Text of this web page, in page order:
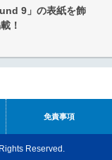
9」の表紙を飾
！
免責事項
Reserved.